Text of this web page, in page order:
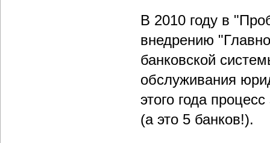
В 2010 году в
внедрению
банковской
обслуживания
этого года
(а это 5 банков!).